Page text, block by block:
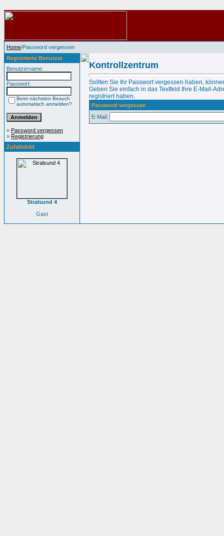
Home/Password vergessen
Registrierte Benutzer
Benutzername:
Passwort:
Beim nächsten Besuch
automatisch anmelden?
» Password vergessen
» Registrierung
Zufallsbild
Stralsund 4
Gast
Kontrollzentrum
Sollten Sie Ihr Passwort vergessen haben,
Geben Sie einfach in das Textfeld Ihre E-Mail-
registriert haben.
Password vergessen
E-Mail: